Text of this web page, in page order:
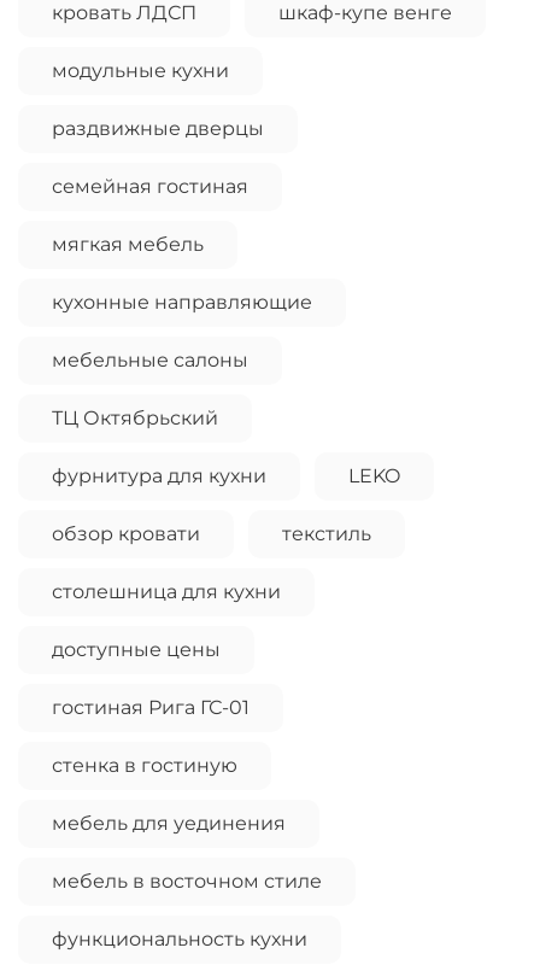
кровать ЛДСП шкаф-купе венге
модульные кухни
раздвижные дверцы
семейная гостиная
мягкая мебель
кухонные направляющие
мебельные салоны
ТЦ Октябрьский
фурнитура для кухни LEKO
обзор кровати текстиль
столешница для кухни
доступные цены
гостиная Рига ГС-01
стенка в гостиную
мебель для уединения
мебель в восточном стиле
функциональность кухни